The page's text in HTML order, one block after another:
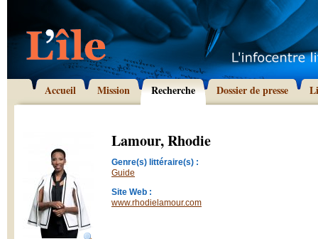
Accueil Mission Recherche Dossier de presse
Lamour, Rhodie
Genre(s) littéraire(s) :
Guide
Site Web :
www.rhodielamour.com